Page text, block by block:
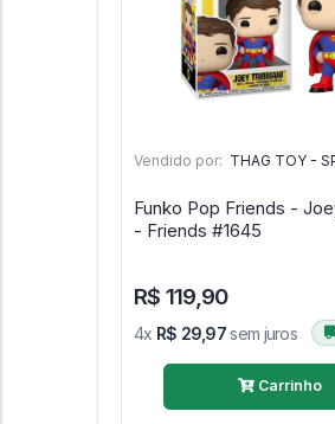
Vendido por: THAG TOY -
Funko Pop Friends -
- Friends #1645
R$ 119,90
4x R$ 29,97sem juros
Carrinho